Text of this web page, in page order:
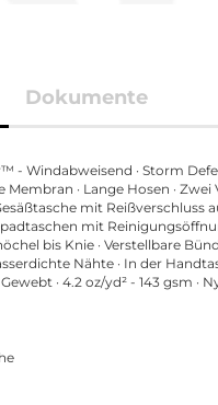
Dokumente
- Windabweisend · Storm
· Lange Hosen ·
mit Reißverschluss
mit
bis Knie · Verstellbare
Nähte · In der
· 4.2 oz/yd² - 143 gsm ·